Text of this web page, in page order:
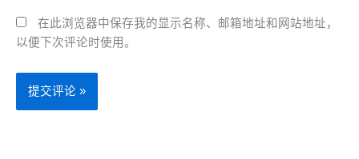
在此浏览器中保存我的显示名称、邮箱地址和网站地址，
以便下次评论时使用。